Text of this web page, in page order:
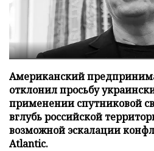
Американский
отклонил просьбу
применении спутниковой
вглубь российской
возможной эскалации
Atlantic.